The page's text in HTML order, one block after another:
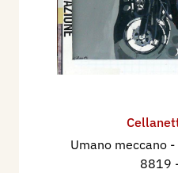
Umano meccano
8819